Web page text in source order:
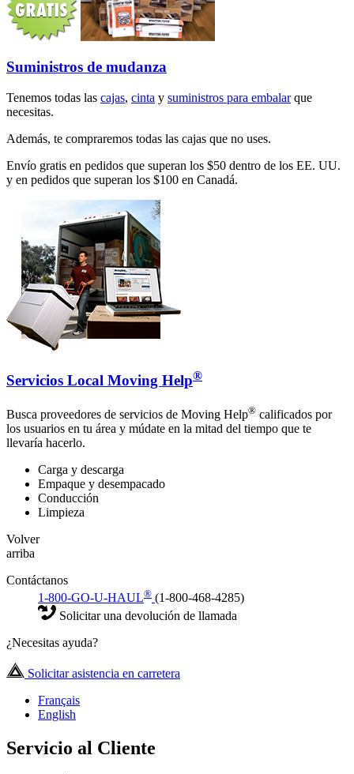
Suministros de mudanza
Tenemos todas las cajas, cinta y suministros para embalarque
necesitas.
Además, te compraremos todas las cajas que no uses.
Envío gratis en pedidos que superan los $50 dentro de los EE. UU.
y en pedidos que superan los $100 en Canadá.
Servicios Local Moving Help®
Busca proveedores de servicios de Moving Help® calificados por
los usuarios en tu área y múdate en la mitad del tiempo que te
llevaría hacerlo.
Carga y descarga
Empaque y desempacado
Conducción
Limpieza
Volver
arriba
Contáctanos
1-800-GO-U-HAUL® (1-800-468-4285)
Solicitar una devolución de llamada
¿Necesitas ayuda?
Solicitar asistencia en carretera
Français
English
Servicio al Cliente